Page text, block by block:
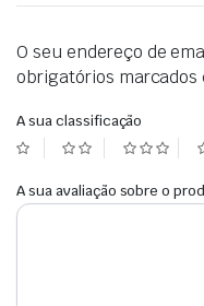
O seu endereço de
obrigatórios marcados
A sua classificação
A sua avaliação sobre o